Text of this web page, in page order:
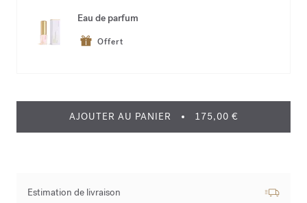
Eau de parfum
Offert
AJOUTER AU PANIER 175,00 €
Estimation de livraison